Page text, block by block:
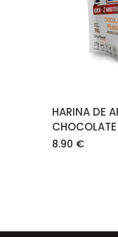
HARINA DE
CHOCOLATE
8.90 €